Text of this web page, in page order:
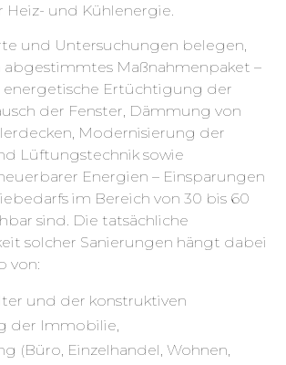
Heiz- und Kühlenergie.
und Untersuchungen belegen,
abgestimmtes Maßnahmenpaket –
energetische Ertüchtigung der
der Fenster, Dämmung von
Modernisierung der
Lüftungstechnik sowie
Energien – Einsparungen
im Bereich von 30 bis 60
sind. Die tatsächliche
solcher Sanierungen hängt dabei
von:
und der konstruktiven
der Immobilie,
(Büro, Einzelhandel, Wohnen,